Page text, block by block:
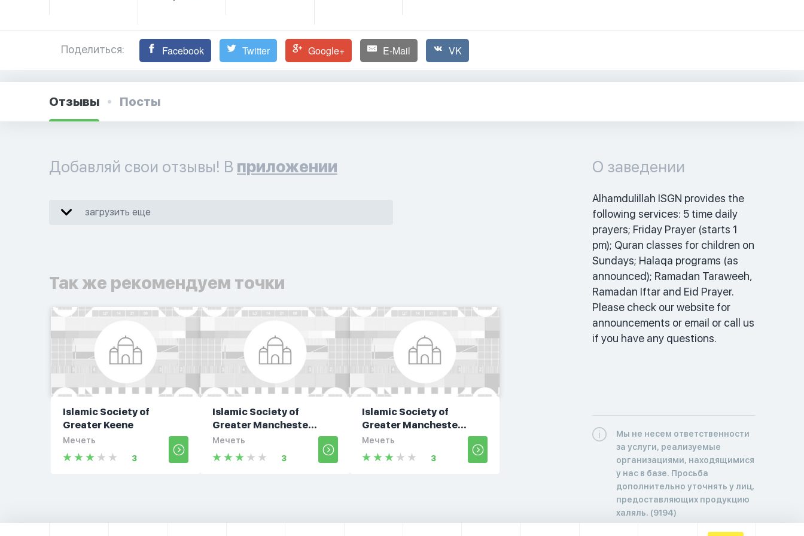
Поделиться: Facebook Twitter Google+ E-Mail VK
Отзывы Посты
Добавляй свои отзывы! В приложении
загрузить еще
Так же рекомендуем точки
Islamic Society of
Greater Keene
Мечеть
3
Islamic Society of
Greater Mancheste...
Мечеть
3
Islamic Society of
Greater Mancheste...
Мечеть
3
О заведении
Alhamdulillah ISGN provides the
following services: 5 time daily
prayers; Friday Prayer (starts 1
pm); Quran classes for children on
Sundays; Halaqa programs (as
announced); Ramadan Taraweeh,
Ramadan Iftar and Eid Prayer.
Please check our website for
announcements or email or call us
if you have any questions.
Мы не несем ответственности
за услуги, реализуемые
организациями, находящимися
у нас в базе. Просьба
дополнительно уточнять у лиц,
предоставляющих продукцию
халяль. (9194)